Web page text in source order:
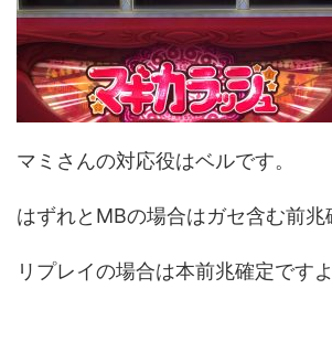
マミさんの対応役はベルです。
はずれとMBの場合はガセ含む前兆
リプレイの場合は本前兆確定です